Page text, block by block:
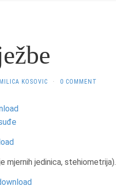
MILICA KOSOVIC · 0 COMMENT
mjernih jedinica, stehiometrija).